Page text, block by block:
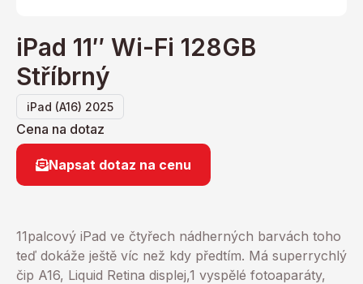
iPad (A16) 2025
iPad 11″ Wi-Fi 128GB
Stříbrný
Cena na dotaz
Napsat dotaz na cenu
11palcový iPad ve čtyřech nádherných barvách toho
teď dokáže ještě víc než kdy předtím. Má superrychlý
čip A16, Liquid Retina displej,1 vyspělé fotoaparáty,